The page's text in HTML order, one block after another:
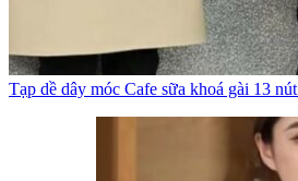
Tạp dề dây móc Cafe sữa khoá gài 13 nút